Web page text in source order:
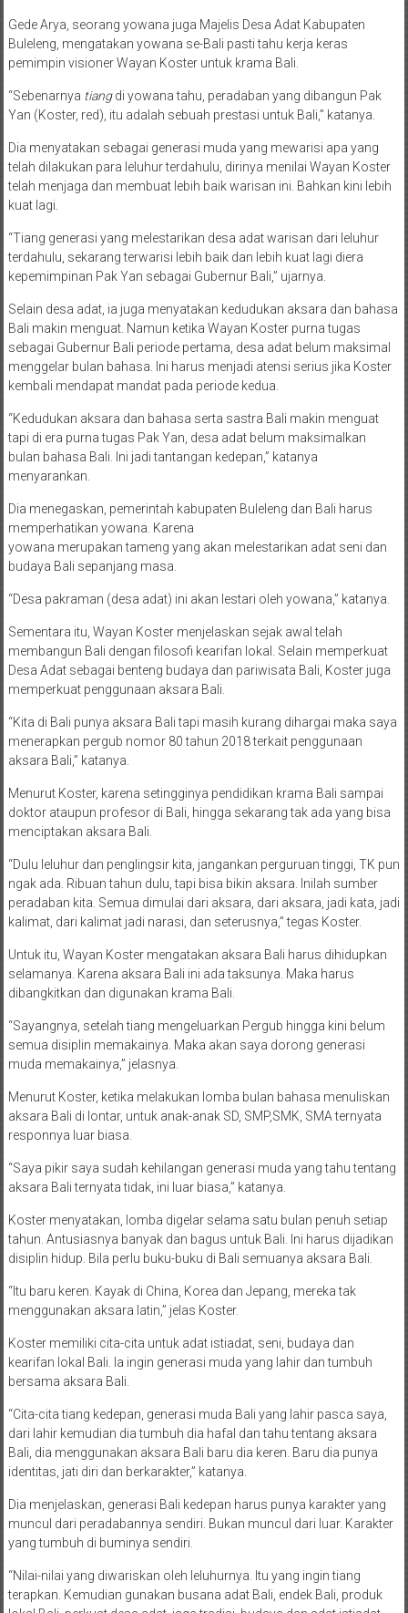
Gede Arya, seorang yowana juga Majelis Desa Adat Kabupaten
Buleleng, mengatakan yowana se-Bali pasti tahu kerja keras
pemimpin visioner Wayan Koster untuk krama Bali.
“Sebenarnya tiangdi yowana tahu, peradaban yang dibangun Pak
Yan (Koster, red), itu adalah sebuah prestasi untuk Bali,” katanya.
Dia menyatakan sebagai generasi muda yang mewarisi apa yang
telah dilakukan para leluhur terdahulu, dirinya menilai Wayan Koster
telah menjaga dan membuat lebih baik warisan ini. Bahkan kini lebih
kuat lagi.
“Tiang generasi yang melestarikan desa adat warisan dari leluhur
terdahulu, sekarang terwarisi lebih baik dan lebih kuat lagi diera
kepemimpinan Pak Yan sebagai Gubernur Bali,” ujarnya.
Selain desa adat, ia juga menyatakan kedudukan aksara dan bahasa
Bali makin menguat. Namun ketika Wayan Koster purna tugas
sebagai Gubernur Bali periode pertama, desa adat belum maksimal
menggelar bulan bahasa. Ini harus menjadi atensi serius jika Koster
kembali mendapat mandat pada periode kedua.
“Kedudukan aksara dan bahasa serta sastra Bali makin menguat
tapi di era purna tugas Pak Yan, desa adat belum maksimalkan
bulan bahasa Bali. Ini jadi tantangan kedepan,” katanya
menyarankan.
Dia menegaskan, pemerintah kabupaten Buleleng dan Bali harus
memperhatikan yowana. Karena
yowana merupakan tameng yang akan melestarikan adat seni dan
budaya Bali sepanjang masa.
“Desa pakraman (desa adat) ini akan lestari oleh yowana,” katanya.
Sementara itu, Wayan Koster menjelaskan sejak awal telah
membangun Bali dengan filosofi kearifan lokal. Selain memperkuat
Desa Adat sebagai benteng budaya dan pariwisata Bali, Koster juga
memperkuat penggunaan aksara Bali.
“Kita di Bali punya aksara Bali tapi masih kurang dihargai maka saya
menerapkan pergub nomor 80 tahun 2018 terkait penggunaan
aksara Bali,” katanya.
Menurut Koster, karena setingginya pendidikan krama Bali sampai
doktor ataupun profesor di Bali, hingga sekarang tak ada yang bisa
menciptakan aksara Bali.
“Dulu leluhur dan penglingsir kita, jangankan perguruan tinggi, TK pun
ngak ada. Ribuan tahun dulu, tapi bisa bikin aksara. Inilah sumber
peradaban kita. Semua dimulai dari aksara, dari aksara, jadi kata, jadi
kalimat, dari kalimat jadi narasi, dan seterusnya,” tegas Koster.
Untuk itu, Wayan Koster mengatakan aksara Bali harus dihidupkan
selamanya. Karena aksara Bali ini ada taksunya. Maka harus
dibangkitkan dan digunakan krama Bali.
“Sayangnya, setelah tiang mengeluarkan Pergub hingga kini belum
semua disiplin memakainya. Maka akan saya dorong generasi
muda memakainya,” jelasnya.
Menurut Koster, ketika melakukan lomba bulan bahasa menuliskan
aksara Bali di lontar, untuk anak-anak SD, SMP,SMK, SMA ternyata
responnya luar biasa.
“Saya pikir saya sudah kehilangan generasi muda yang tahu tentang
aksara Bali ternyata tidak, ini luar biasa,” katanya.
Koster menyatakan, lomba digelar selama satu bulan penuh setiap
tahun. Antusiasnya banyak dan bagus untuk Bali. Ini harus dijadikan
disiplin hidup. Bila perlu buku-buku di Bali semuanya aksara Bali.
“Itu baru keren. Kayak di China, Korea dan Jepang, mereka tak
menggunakan aksara latin,” jelas Koster.
Koster memiliki cita-cita untuk adat istiadat, seni, budaya dan
kearifan lokal Bali. Ia ingin generasi muda yang lahir dan tumbuh
bersama aksara Bali.
“Cita-cita tiang kedepan, generasi muda Bali yang lahir pasca saya,
dari lahir kemudian dia tumbuh dia hafal dan tahu tentang aksara
Bali, dia menggunakan aksara Bali baru dia keren. Baru dia punya
identitas, jati diri dan berkarakter,” katanya.
Dia menjelaskan, generasi Bali kedepan harus punya karakter yang
muncul dari peradabannya sendiri. Bukan muncul dari luar. Karakter
yang tumbuh di buminya sendiri.
“Nilai-nilai yang diwariskan oleh leluhurnya. Itu yang ingin tiang
terapkan. Kemudian gunakan busana adat Bali, endek Bali, produk